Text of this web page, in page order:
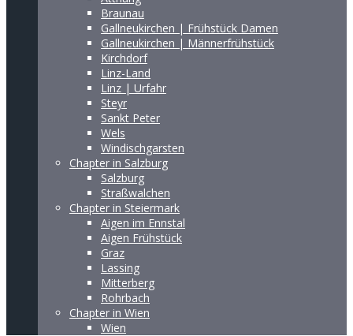
Braunau
Gallneukirchen | Frühstück Damen
Gallneukirchen | Männerfrühstück
Kirchdorf
Linz-Land
Linz | Urfahr
Steyr
Sankt Peter
Wels
Windischgarsten
Chapter in Salzburg
Salzburg
Straßwalchen
Chapter in Steiermark
Aigen im Ennstal
Aigen Frühstück
Graz
Lassing
Mitterberg
Rohrbach
Chapter in Wien
Wien